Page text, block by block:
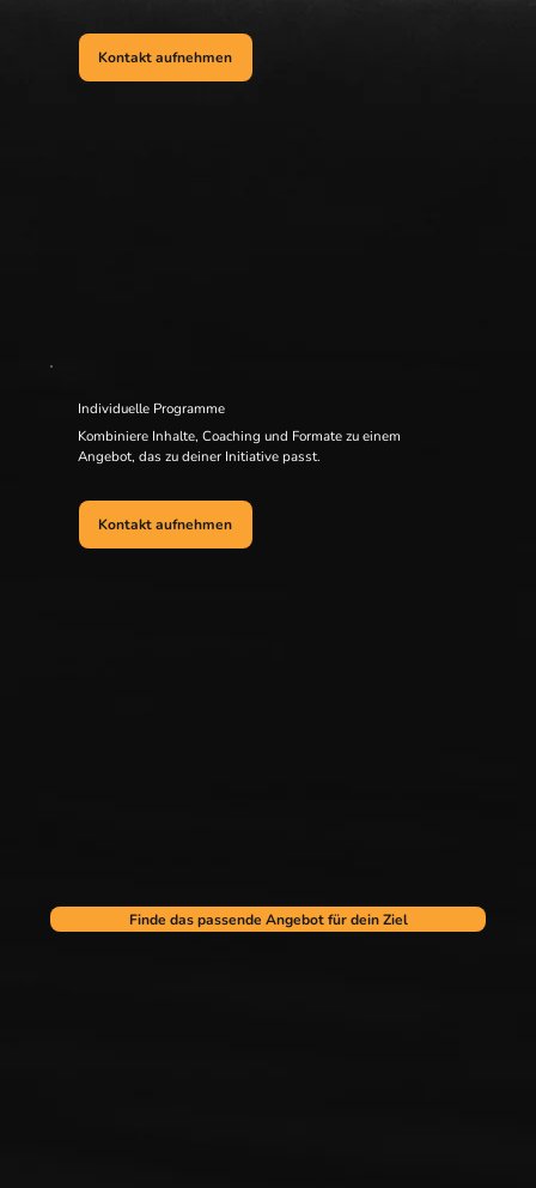
Kontakt aufnehmen
Individuelle Programme
Kombiniere Inhalte, Coaching und Formate zu einem
Angebot, das zu deiner Initiative passt.
Kontakt aufnehmen
Finde das passende Angebot für dein Ziel